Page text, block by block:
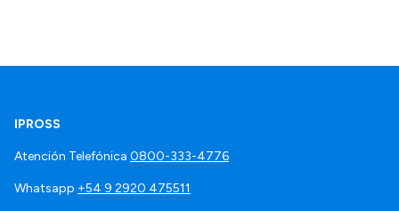
IPROSS
Atención Telefónica 0800-333-4776
Whatsapp +54 9 2920 475511